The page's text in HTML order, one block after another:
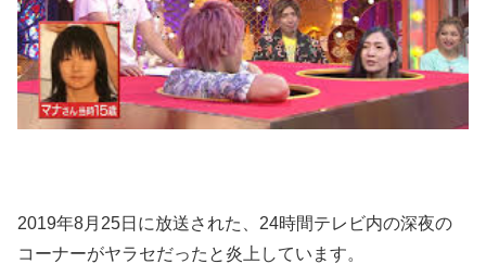
2019年8月25日に放送された、24時間テレビ内の深夜の
コーナーがヤラセだったと炎上しています。